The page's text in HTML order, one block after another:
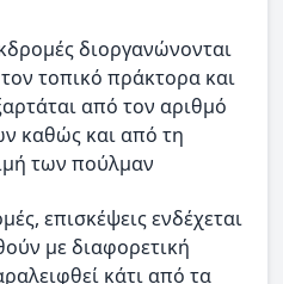
διοργανώνονται
τοπικό πράκτορα και
από τον αριθμό
καθώς και από τη
των πούλμαν
επισκέψεις ενδέχεται
με διαφορετική
κάτι από τα